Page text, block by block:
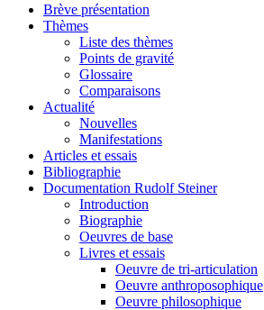
Brève présentation
Thèmes
Liste des thèmes
Points de gravité
Glossaire
Comparaisons
Actualité
Nouvelles
Manifestations
Articles et essais
Bibliographie
Documentation Rudolf Steiner
Introduction
Biographie
Oeuvres de base
Livres et essais
Oeuvre de tri-articulation
Oeuvre anthroposophique
Oeuvre philosophique